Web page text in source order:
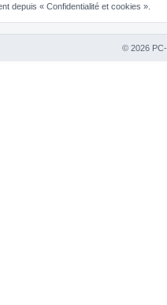
depuis « Confidentialité et cookies ».
© 2026